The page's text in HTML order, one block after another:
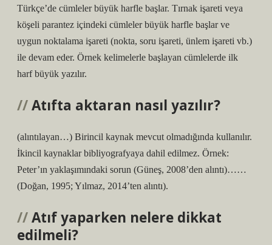
Türkçe’de cümleler büyük harfle başlar. Tırnak işareti veya
köşeli parantez içindeki cümleler büyük harfle başlar ve
uygun noktalama işareti (nokta, soru işareti, ünlem işareti vb.)
ile devam eder. Örnek kelimelerle başlayan cümlelerde ilk
harf büyük yazılır.
Atıfta aktaran nasıl yazılır?
(alıntılayan…) Birincil kaynak mevcut olmadığında kullanılır.
İkincil kaynaklar bibliyografyaya dahil edilmez. Örnek:
Peter’ın yaklaşımındaki sorun (Güneş, 2008’den alıntı)……
(Doğan, 1995; Yılmaz, 2014’ten alıntı).
Atıf yaparken nelere dikkat
edilmeli?